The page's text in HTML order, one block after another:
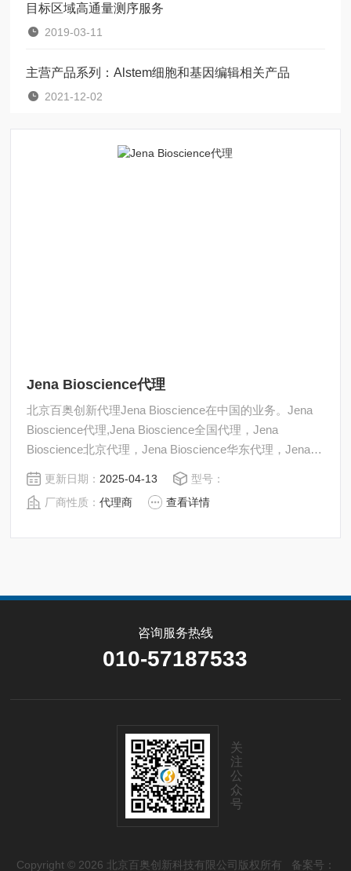
目标区域高通量测序服务
2019-03-11
主营产品系列：Alstem细胞和基因编辑相关产品
2021-12-02
Jena Bioscience代理
北京百奥创新代理Jena Bioscience在中国的业务。Jena
Bioscience代理,Jena Bioscience全国代理，Jena
Bioscience北京代理，Jena Bioscience华东代理，Jena
Bioscience华北代理。
更新日期： 2025-04-13
型号：
厂商性质：代理商 查看详情
咨询服务热线
010-57187533
关
注
公
众
号
Copyright © 2026 北京百奥创新科技有限公司版权所有 备案号：